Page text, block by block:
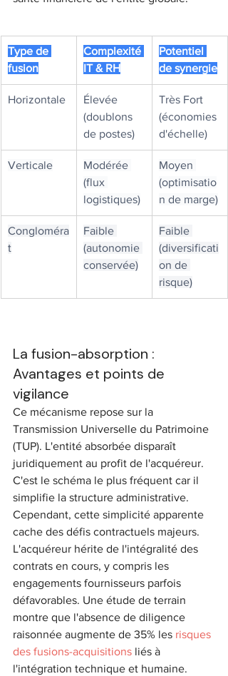
Type de
fusion
Complexité
IT & RH
Potentiel
de synergie
Horizontale
Élevée
(doublons
de postes)
Très Fort
(économies
d'échelle)
Verticale
Modérée
(flux
logistiques)
Moyen
(optimisatio
n de marge)
Congloméra
t
Faible
(autonomie
conservée)
Faible
(diversificati
on de
risque)
La fusion-absorption :
Avantages et points de
vigilance
Ce mécanisme repose sur la
Transmission Universelle du Patrimoine
(TUP). L'entité absorbée disparaît
juridiquement au profit de l'acquéreur.
C'est le schéma le plus fréquent car il
simplifie la structure administrative.
Cependant, cette simplicité apparente
cache des défis contractuels majeurs.
L'acquéreur hérite de l'intégralité des
contrats en cours, y compris les
engagements fournisseurs parfois
défavorables. Une étude de terrain
montre que l'absence de diligence
raisonnée augmente de 35% les risques
des fusions-acquisitions liés à
l'intégration technique et humaine.